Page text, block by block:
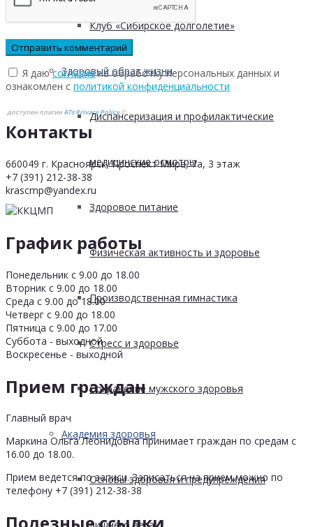
Клуб «Сибирское долголетие»
Здоровый образ жизни
Диспансеризация и профилактические
медицинские осмотры
Здоровое питание
Физическая активность и здоровье
Производственная гимнастика
Стресс и здоровье
Сохранение мужского здоровья
Академия здоровья
Основы здоровья и предупреждения
Я даюсогласиена обработку персональных данных и
ознакомлен с политикой конфиденциальности
доступен плагинATs Privacy Policy©
Контакты
660049 г. Красноярск, Проспект Мира, 7а, 3 этаж
+7 (391) 212-38-38
krascmp@yandex.ru
График работы
Понедельник с 9.00 до 18.00
Вторник с 9.00 до 18.00
Среда с 9.00 до 18.00
Четверг с 9.00 до 18.00
Пятница с 9.00 до 17.00
Суббота - выходной
Воскресенье - выходной
Прием граждан
Главный врач
Маркина Ольга Леонидовна принимает граждан по средам с
16.00 до 18.00.
Прием ведется по записи. Записаться на прием можно по
телефону +7 (391) 212-38-38